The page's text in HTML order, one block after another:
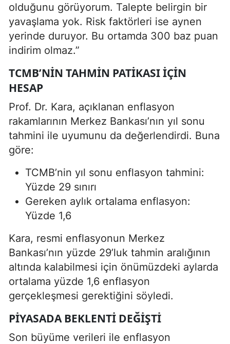
olduğunu görüyorum. Talepte belirgin bir
yavaşlama yok. Risk faktörleri ise aynen
yerinde duruyor. Bu ortamda 300 baz puan
indirim olmaz.”
TCMB’NIN TAHMIN PATIKASI İÇIN
HESAP
Prof. Dr. Kara, açıklanan enflasyon
rakamlarının Merkez Bankası’nın yıl sonu
tahmini ile uyumunu da değerlendirdi. Buna
göre:
TCMB’nin yıl sonu enflasyon tahmini:
Yüzde 29 sınırı
Gereken aylık ortalama enflasyon:
Yüzde 1,6
Kara, resmi enflasyonun Merkez
Bankası’nın yüzde 29’luk tahmin aralığının
altında kalabilmesi için önümüzdeki aylarda
ortalama yüzde 1,6 enflasyon
gerçekleşmesi gerektiğini söyledi.
PIYASADA BEKLENTI DEĞIŞTI
Son büyüme verileri ile enflasyon